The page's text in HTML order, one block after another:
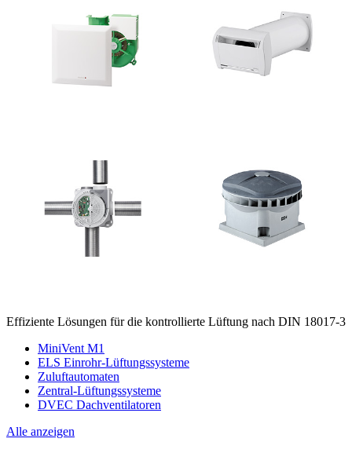
Effiziente Lösungen für die kontrollierte Lüftung nach DIN 18017-3
MiniVent M1
ELS Einrohr-Lüftungssysteme
Zuluftautomaten
Zentral-Lüftungssysteme
DVEC Dachventilatoren
Alle anzeigen